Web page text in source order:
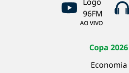
AO VIVO
Copa 2026
Economia